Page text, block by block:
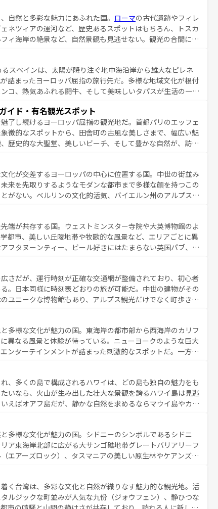
自然と多彩な魅力にあふれた国。 ローマの古代遺跡やフィレ
ネツィアの運河など、歴史あるスポットはもちろん、トスカ
ィ海岸の絶景など、自然景観も見逃せない。観光の合間に
ませてくれるイタリアで、忘れられない旅をしてみよう！
テンツ一覧を参照してほしい。
スペインは、太陽が降り注ぐ地中海沿岸から雄大なピレネ
詰まったヨーロッパ屈指の旅行先だ。多様な地域文化が根付
コ、熱気あふれる闘牛、そして美味しいタパスが生活の一部
世の城塞都市、穏やかなビーチリゾートまで多彩な表情を見
なるスペインはその個性で訪れる人を魅了する。 なお、
一覧を参照してほしい。
イド・有名観光スポット
了し続けるヨーロッパ屈指の観光地だ。首都パリのエッフェ
徴的なスポットから、田舎町の古風な美しさまで、幅広い魅
歴史的な大聖堂、美しいビーチ、そして豊かな自然が、訪れ
。シャンパンの発祥地であるランス、プロヴァンスの香り高
み方が可能だ。さらに、パリ以外の地域にも魅力が溢れてお
化が息づいている。パリ以外の個性あふれる地方に足を運ぶ
とそれぞれで全く異なる文化を体験できるだろう。 なお、新着のフランス情報はコンテンツ
化が交差するヨーロッパの中心に位置する国。中世の街並み
来を先取りするようなモダンな都市まで多様な顔を持つこの
がない。ベルリンの文化的活気、バイエルン州のアルプスの
好きな人にはぜひ体験してほしい。 なお、新着のド
照してほしい。
端が共存する国。ウェストミンスター寺院や大英博物館のよ
都市、美しい丘陵地帯や牧歌的な風景など、エリアごとに異
フタヌーンティー、ビール好きにはたまらない英国パブ、サ
さだが、運行時刻が正確な交通網が整備されており、初心者
。日本同様に時刻表どおりの旅が可能だ。中世の建物がその
ユニークな博物館もあり、アルプス観光だけでなく町歩きも
交通費無料で観光を楽しむこともできる。 なお、新着
を参照してほしい。
多様な文化が魅力の国。東海岸の都市部から西海岸のカリフ
異なる風景と体験が待っている。ニューヨークのような巨大
ンターテインメントが詰まった刺激的なスポットだ。一方、
のニューオーリンズでは、音楽と美食が融合した独特の文化
域で異なる魅力を楽しみながら、その多様性と豊かな歴史を
のロードトリップや列車の旅も、アメリカならではの贅沢な
、新着のアメリカ情報はコンテンツ一覧を参照してほしい。
、多くの島で構成されるハワイは、どの島も独自の魅力をも
いなら、火山が生み出した壮大な景観を誇るハワイ島は見逃
えばオアフ島だが、静かな自然を求めるならマウイ島やカウ
れるおもてなしの心で訪れる人々を迎えてくれるハワイの
ハワイアンミュージック、伝統的なフラダンスなど、すべて
れるたびに新しい発見と感動が待っているハワイを、存分に
、新着のハワイ情報はコンテンツ一覧を参照してほしい。
多様な文化が魅力の国。シドニーのシンボルであるシドニ
ア東海岸北部に広がる大サンゴ礁地帯グレートバリアリーフ
エアーズロック）、タスマニアの美しい原生林やケアンズの
いる。アクティビティも充実しており、サーフィンやダイビ
ア好きにはたまらない。オーストラリアの多彩な魅力を存分
。 なお、新着のオーストラリア情報はコンテンツ一覧を参照してほしい。
く台湾は、多彩な文化と自然が織りなす魅力的な観光地。活
ルジックな町並みが人気な九份（ジォウフェン）、静ひつな